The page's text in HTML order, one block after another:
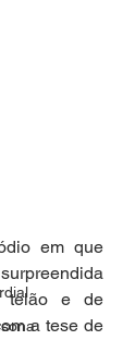
em que
telão e de
a tese de